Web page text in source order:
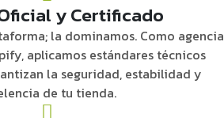
y Certificado
la dominamos. Como agencia
aplicamos estándares técnicos
la seguridad, estabilidad y
de tu tienda.